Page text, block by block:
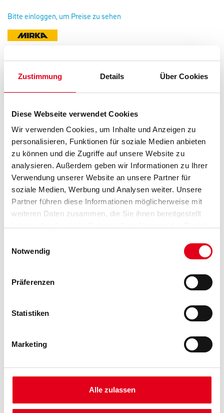
Zustimmung Details Über Cookies
Diese Webseite verwendet Cookies
Wir verwenden Cookies, um Inhalte und Anzeigen zu
personalisieren, Funktionen für soziale Medien anbieten
zu können und die Zugriffe auf unsere Website zu
analysieren. Außerdem geben wir Informationen zu Ihrer
Verwendung unserer Website an unsere Partner für
soziale Medien, Werbung und Analysen weiter. Unsere
Partner führen diese Informationen möglicherweise mit
weiteren Daten zusammen, die Sie ihnen bereitgestellt
Notwendig
Präferenzen
Statistiken
Marketing
Alle zulassen
Bitte einloggen, um Preise zu sehen
Art-Nr.:4420-001733
Mirkas Paint Mixing Lösungen umfasst Farbmischbecher, Deckel und
Reinigungstücher.
Größe
Umrechnungsfaktoren
- Breite Produktpalette an hochwertigen Paint Mixing Zubehör
- Praktisch und einfach in der Handhabung
ZUSATZINFOS